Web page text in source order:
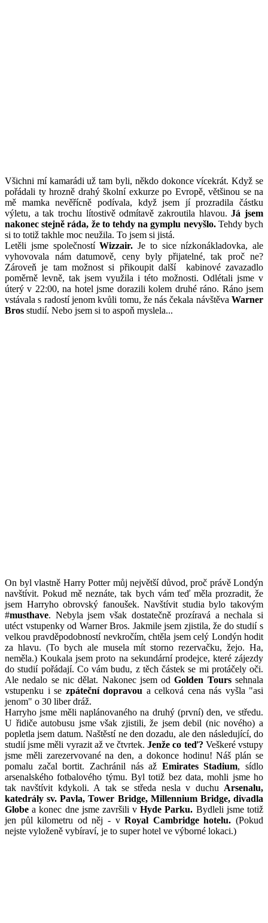
Všichni mí kamarádi už tam byli, někdo dokonce vícekrát. Když se
pořádali ty hrozně drahý školní exkurze po Evropě, většinou se na
mě mamka nevěřícně podívala, když jsem jí prozradila částku
výletu, a tak trochu lítostivě odmítavě zakroutila hlavou.Já jsem
nakonec stejně ráda, že to tehdy na gymplu nevyšlo. Tehdy bych
si to totiž takhle moc neužila. To jsem si jistá.
Letěli jsme společnostíWizzair. Je to sice nízkonákladovka, ale
vyhovovala nám datumově, ceny byly přijatelné, tak proč ne?
Zároveň je tam možnost si přikoupit další kabinové zavazadlo
poměrně levně, tak jsem využila i této možnosti. Odlétali jsme v
úterý v 22:00, na hotel jsme dorazili kolem druhé ráno. Ráno jsem
vstávala s radostí jenom kvůli tomu, že nás čekala návštěva Warner
Bros studií. Nebo jsem si to aspoň myslela...
On byl vlastně Harry Potter můj největší důvod, proč právě Londýn
navštívit. Pokud mě neznáte, tak bych vám teď měla prozradit, že
jsem Harryho obrovský fanoušek. Navštívit studia bylo takovým
#musthave. Nebyla jsem však dostatečně prozíravá a nechala si
utéct vstupenky od Warner Bros. Jakmile jsem zjistila, že do studií s
velkou pravděpodobností nevkročím, chtěla jsem celý Londýn hodit
za hlavu. (To bych ale musela mít storno rezervačku, žejo. Ha,
neměla.) Koukala jsem proto na sekundární prodejce, které zájezdy
do studií pořádají. Co vám budu, z těch částek se mi protáčely oči.
Ale nedalo se nic dělat. Nakonec jsem odGolden Tourssehnala
vstupenku i se zpáteční dopravou a celková cena nás vyšla "asi
jenom" o 30 liber dráž.
Harryho jsme měli naplánovaného na druhý (první) den, ve středu.
U řidiče autobusu jsme však zjistili, že jsem debil (nic nového) a
popletla jsem datum. Naštěstí ne den dozadu, ale den následující, do
studií jsme měli vyrazit až ve čtvrtek.Jenže co teď? Veškeré vstupy
jsme měli zarezervované na den, a dokonce hodinu! Náš plán se
pomalu začal bortit. Zachránil nás až Emirates Stadium, sídlo
arsenalského fotbalového týmu. Byl totiž bez data, mohli jsme ho
tak navštívit kdykoli. A tak se středa nesla v duchu Arsenalu,
katedrály sv. Pavla, Tower Bridge, Millennium Bridge, divadla
Globe a konec dne jsme završili vHyde Parku. Bydleli jsme totiž
jen půl kilometru od něj - vRoyal Cambridge hotelu.(Pokud
nejste vyloženě vybíraví, je to super hotel ve výborné lokaci.)